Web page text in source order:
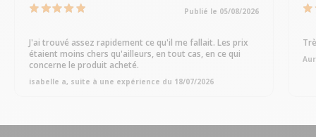
Publié le 05/08/2026
J'ai trouvé assez rapidement ce qu'il me fallait. Les prix
étaient moins chers qu'ailleurs, en tout cas, en ce qui
concerne le produit acheté.
isabelle a, suite à une expérience du 18/07/2026